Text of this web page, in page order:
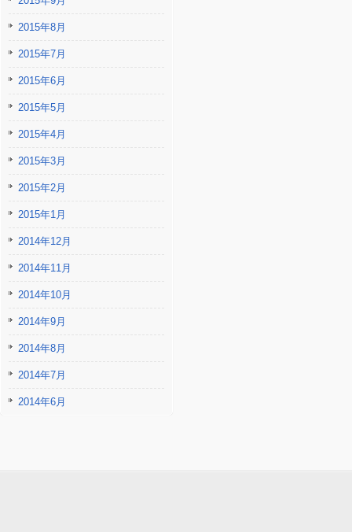
2015年8月
2015年7月
2015年6月
2015年5月
2015年4月
2015年3月
2015年2月
2015年1月
2014年12月
2014年11月
2014年10月
2014年9月
2014年8月
2014年7月
2014年6月